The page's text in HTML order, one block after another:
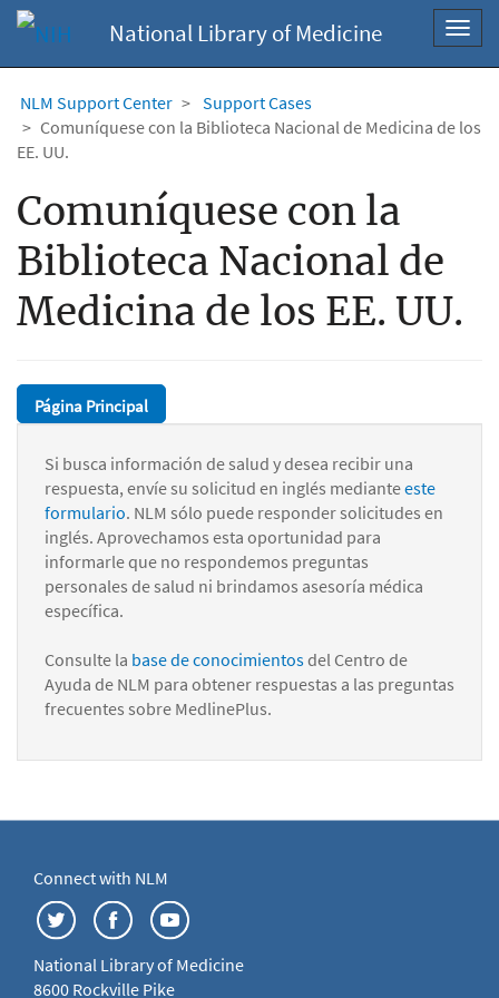
National Library of Medicine
NLM Support Center
Support Cases
Comuníquese con la Biblioteca Nacional de Medicina de los
EE. UU.
Comuníquese con la
Biblioteca Nacional de
Medicina de los EE. UU.
Página Principal
Si busca información de salud y desea recibir una
respuesta, envíe su solicitud en inglés medianteeste
formulario. NLM sólo puede responder solicitudes en
inglés. Aprovechamos esta oportunidad para
informarle que no respondemos preguntas
personales de salud ni brindamos asesoría médica
específica.
Consulte la base de conocimientosdel Centro de
Ayuda de NLM para obtener respuestas a las preguntas
frecuentes sobre MedlinePlus.
Connect with NLM
National Library of Medicine
8600 Rockville Pike